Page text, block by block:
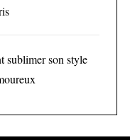
sublimer son style